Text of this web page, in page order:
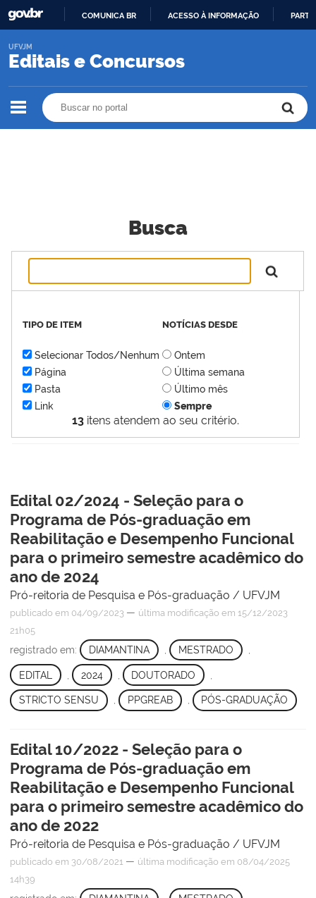
O
COMUNICA BR ACESSO À INFORMAÇÃO
Editais e Concursos
UFVJM
Busca
13 itens atendem ao seu critério.
TIPO DE ITEM
Selecionar Todos/Nenhum
Página
Pasta
Link
NOTÍCIAS DESDE
Ontem
Última semana
Último mês
Sempre
Edital 02/2024 - Seleção para o
Programa de Pós-graduação em
Reabilitação e Desempenho Funcional
para o primeiro semestre acadêmico do
ano de 2024
Pró-reitoria de Pesquisa e Pós-graduação / UFVJM
publicado em 04/09/2023 — última modificação em 15/12/2023
21h05
registrado em: DIAMANTINA MESTRADO
EDITAL 2024 DOUTORADO
STRICTO SENSU , PPGREAB , PÓS-GRADUAÇÃO
Edital 10/2022 - Seleção para o
Programa de Pós-graduação em
Reabilitação e Desempenho Funcional
para o primeiro semestre acadêmico do
ano de 2022
Pró-reitoria de Pesquisa e Pós-graduação / UFVJM
publicado em 30/08/2021 — última modificação em 08/04/2025
14h39